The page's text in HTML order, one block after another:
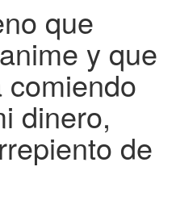
que
y que
dinero,
de